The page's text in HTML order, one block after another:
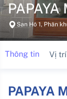
PAPAYA
San Hô 1, Phân
Thông tin Vị trí
PAPAYA